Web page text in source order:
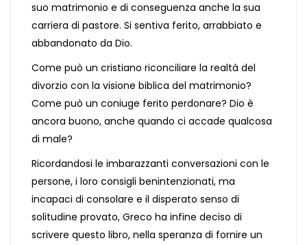
suo matrimonio e di conseguenza anche la sua
carriera di pastore. Si sentiva ferito, arrabbiato e
abbandonato da Dio.
Come può un cristiano riconciliare la realtà del
divorzio con la visione biblica del matrimonio?
Come può un coniuge ferito perdonare? Dio è
ancora buono, anche quando ci accade qualcosa
di male?
Ricordandosi le imbarazzanti conversazioni con le
persone, i loro consigli benintenzionati, ma
incapaci di consolare e il disperato senso di
solitudine provato, Greco ha infine deciso di
scrivere questo libro, nella speranza di fornire un